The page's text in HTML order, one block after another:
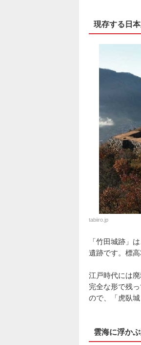
現存する日
tabiiro.jp
「竹田城跡」
遺跡です。標
江戸時代には
完全な形で残
ので、「虎臥
雲海に浮か